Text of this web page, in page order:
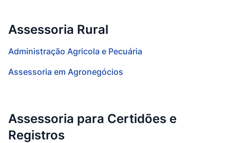
Assessoria Rural
Administração Agricola e Pecuária
Assessoria em Agronegócios
Assessoria para Certidões e
Registros